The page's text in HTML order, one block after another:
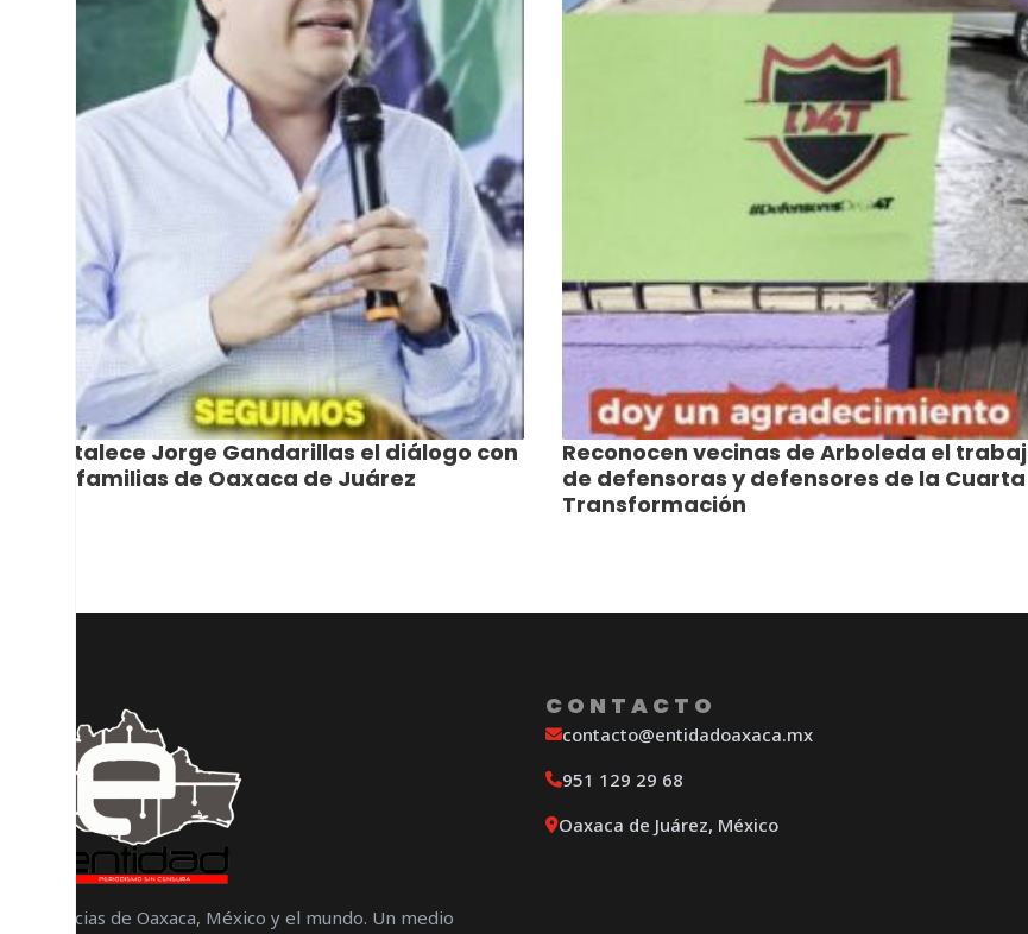
Fortalece Jorge Gandarillas el diálogo con
las familias de Oaxaca de Juárez
Reconocen vecinas de Arboleda el
de defensoras y defensores de la Cuarta
Transformación
Noticias de Oaxaca, México y el mundo. Un medio
CONTACTO
contacto@entidadoaxaca.mx
951 129 29 68
Oaxaca de Juárez, México